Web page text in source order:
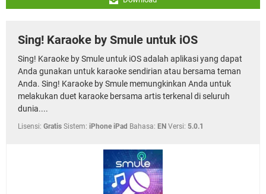
Sing! Karaoke by Smule untuk iOS
Sing! Karaoke by Smule untuk iOS adalah aplikasi yang dapat
Anda gunakan untuk karaoke sendirian atau bersama teman
Anda. Sing! Karaoke by Smule memungkinkan Anda untuk
melakukan duet karaoke bersama artis terkenal di seluruh
dunia....
Lisensi: Gratis Sistem: iPhone iPad Bahasa: EN Versi: 5.0.1